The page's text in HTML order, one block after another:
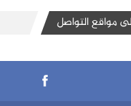
مواقع التواصل